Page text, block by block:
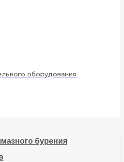
оборудования
бурения